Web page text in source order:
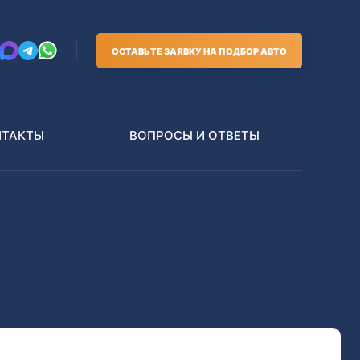
ОСТАВЬТЕ ЗАЯВКУ НА ПОДБОР АВТО
Nissan
ВОПРОСЫ И ОТВЕТЫ